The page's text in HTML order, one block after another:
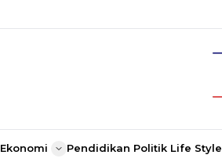
Ekonomi Pendidikan Politik Life Style